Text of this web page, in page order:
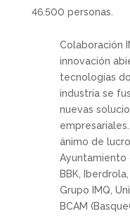
46.500 personas.
Colaboración
innovación
tecnologías
industria se
nuevas
ánimo de
Ayuntamiento
BBK,
Grupo IMQ,
BCAM